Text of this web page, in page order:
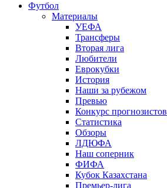
Футбол
Материалы
УЕФА
Трансферы
Вторая лига
Любители
Еврокубки
История
Наши за рубежом
Превью
Конкурс прогнозистов
Статистика
Обзоры
ЛДЮФА
Наш соперник
ФИФА
Кубок Казахстана
Премьер-лига